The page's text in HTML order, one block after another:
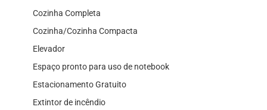
Cozinha Completa
Cozinha/Cozinha Compacta
Elevador
Espaço pronto para uso de notebook
Estacionamento Gratuito
Extintor de incêndio